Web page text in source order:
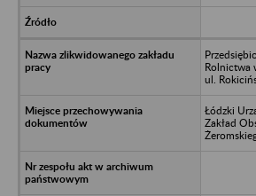
Rolnictwa
ul.
Łódzki
Zakład